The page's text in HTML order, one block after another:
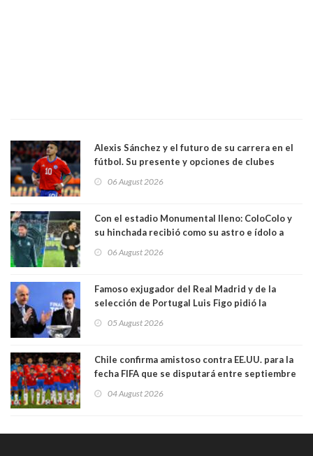
Alexis Sánchez y el futuro de su carrera en el
fútbol. Su presente y opciones de clubes
06 August 2026
Con el estadio Monumental lleno: ColoColo y
su hinchada recibió como su astro e ídolo a
06 August 2026
Famoso exjugador del Real Madrid y de la
selección de Portugal Luis Figo pidió la
comportamiento más bajo y cobarde que he
05 August 2026
Chile confirma amistoso contra EE.UU. para la
fecha FIFA que se disputará entre septiembre
04 August 2026